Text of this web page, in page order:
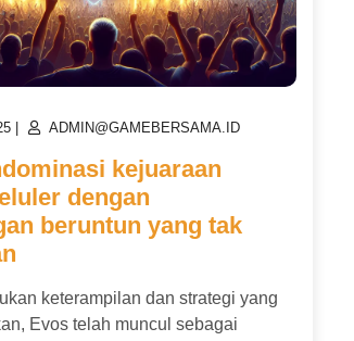
POSTED
ADMIN@GAMEBERSAMA.ID
kejuaraan
dengan
beruntun yang tak
keterampilan dan strategi yang
Evos telah muncul sebagai